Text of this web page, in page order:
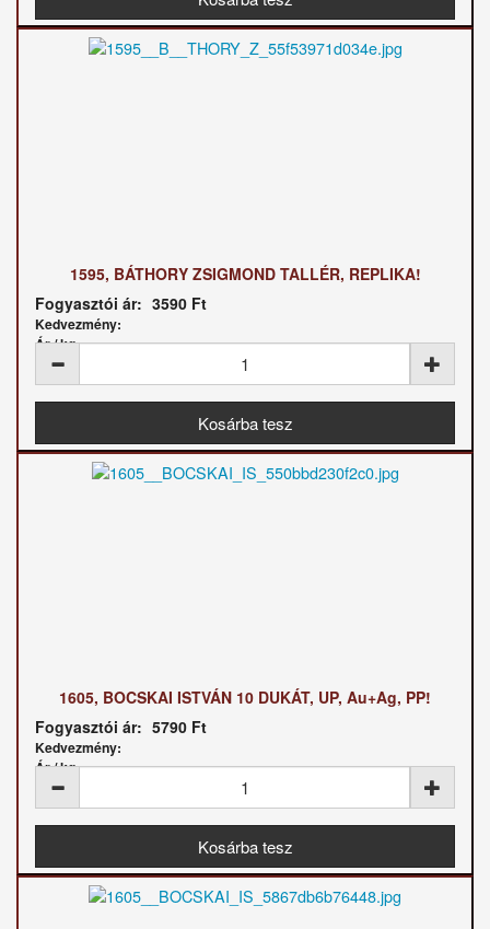
1595, BÁTHORY ZSIGMOND TALLÉR, REPLIKA!
Fogyasztói ár: 3590 Ft
Kedvezmény:
Ár / kg:
1605, BOCSKAI ISTVÁN 10 DUKÁT, UP, Au+Ag, PP!
Fogyasztói ár: 5790 Ft
Kedvezmény:
Ár / kg: